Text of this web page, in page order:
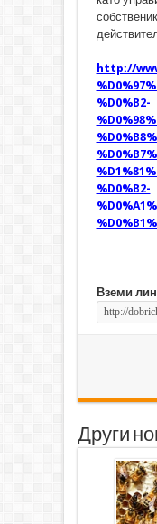
http://
%D0%B2-
%D0%B2-
Вземи
Други